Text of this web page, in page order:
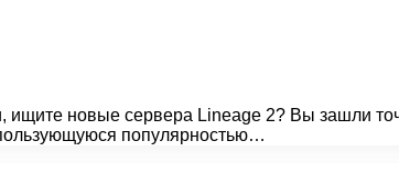
ищите новые сервера Lineage 2? Вы зашли
популярностью…